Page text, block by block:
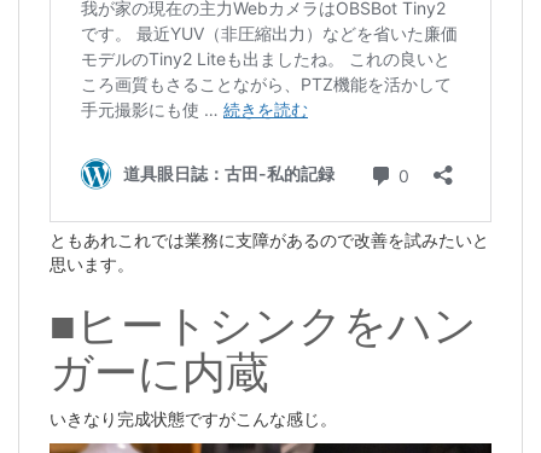
ともあれこれでは業務に支障があるので改善を試みたいと
思います。
■ヒートシンクをハン
ガーに内蔵
いきなり完成状態ですがこんな感じ。